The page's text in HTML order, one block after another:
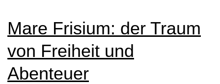
Mare Frisium: der Traum
von Freiheit und
Abenteuer